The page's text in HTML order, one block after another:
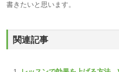
書きたいと思います。
関連記事